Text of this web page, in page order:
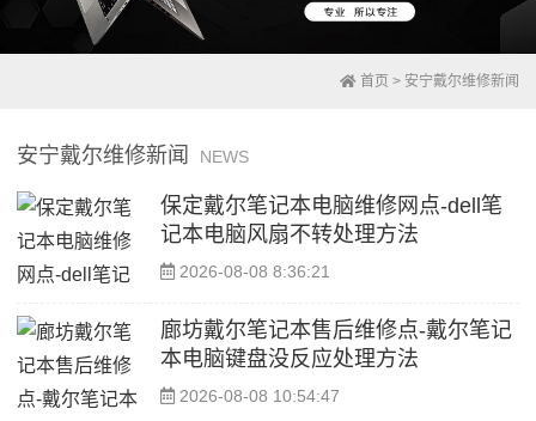
首页 > 安宁戴尔维修新闻
安宁戴尔维修新闻 NEWS
保定戴尔笔记本电脑维修网点-dell笔
记本电脑风扇不转处理方法
2026-08-08 8:36:21
廊坊戴尔笔记本售后维修点-戴尔笔记
本电脑键盘没反应处理方法
2026-08-08 10:54:47